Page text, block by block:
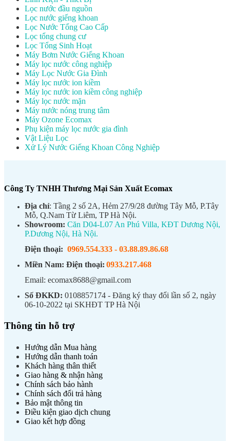
Lọc nước đầu nguồn
Lọc nước giếng khoan
Lọc Nước Tổng Cao Cấp
Lọc tổng chung cư
Lọc Tổng Sinh Hoạt
Máy Bơm Nước Giếng Khoan
Máy lọc nước công nghiệp
Máy Lọc Nước Gia Đình
Máy lọc nước ion kiềm
Máy lọc nước ion kiềm công nghiệp
Máy lọc nước mặn
Máy nước nóng trung tâm
Máy Ozone Ecomax
Phụ kiện máy lọc nước gia đình
Vật Liệu Lọc
Xử Lý Nước Giếng Khoan Công Nghiệp
Công Ty TNHH Thương Mại Sản Xuất Ecomax
Địa chỉ: Tầng 2 số 2A, Hẻm 27/9/28 đường Tây Mỗ, P.Tây
Mỗ, Q.Nam Từ Liêm, TP Hà Nội.
Showroom: Căn D04-L07 An Phú Villa, KĐT Dương Nội,
P.Dương Nội, Hà Nội.
Điện thoại: 0969.554.333 - 03.88.89.86.68
Miền Nam: Điện thoại: 0933.217.468
Email: ecomax8688@gmail.com
Số ĐKKD: 0108857174 - Đăng ký thay đổi lần số 2, ngày
06-10-2022 tại SKHĐT TP Hà Nội
Thông tin hỗ trợ
Hướng dẫn Mua hàng
Hướng dẫn thanh toán
Khách hàng thân thiết
Giao hàng & nhận hàng
Chính sách bảo hành
Chính sách đổi trả hàng
Bảo mật thông tin
Điều kiện giao dịch chung
Giao kết hợp đồng